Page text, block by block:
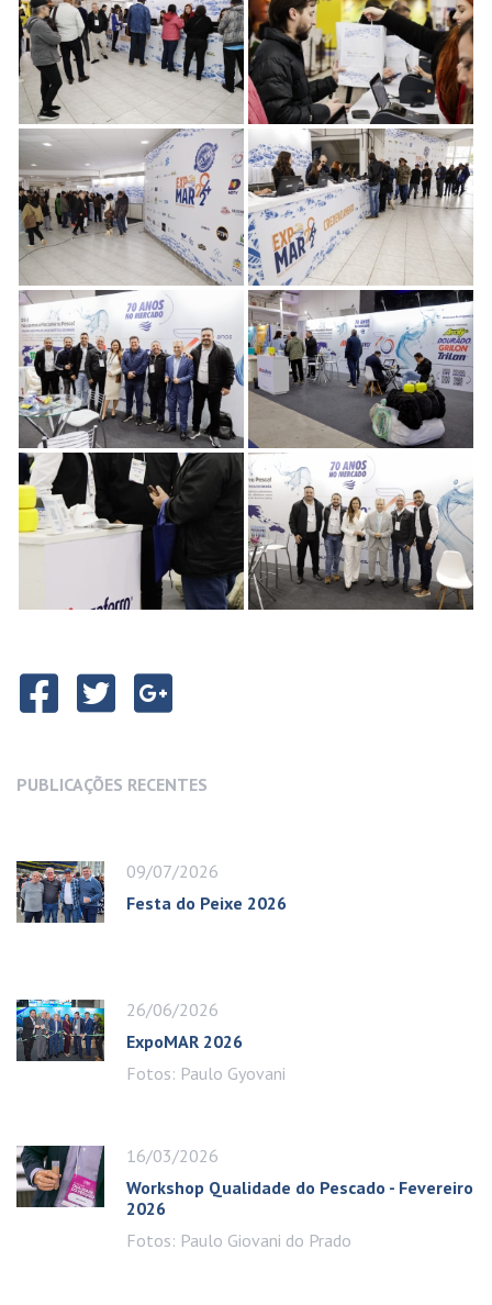
PUBLICAÇÕES RECENTES
09/07/2026
Festa do Peixe 2026
26/06/2026
ExpoMAR 2026
Fotos: Paulo Gyovani
16/03/2026
Workshop Qualidade do Pescado - Fevereiro
2026
Fotos: Paulo Giovani do Prado